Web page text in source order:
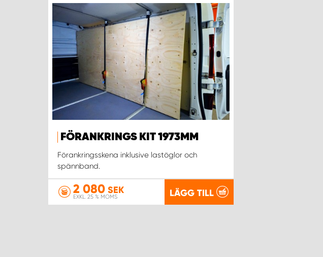
FÖRANKRINGS KIT 1973MM
Förankringsskena inklusive lastöglor och
spännband.
2 080 SEK
EXKL. 25 % MOMS LÄGG TILL